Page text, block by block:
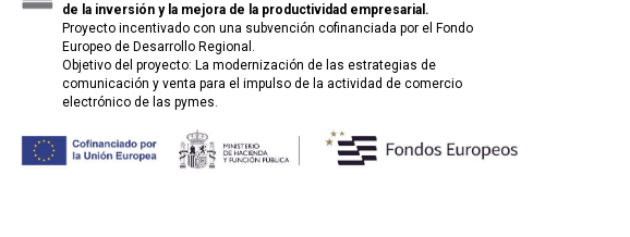
de la inversión y la mejora de la productividad empresarial.
Proyecto incentivado con una subvención cofinanciada por el Fondo
Europeo de Desarrollo Regional.
Objetivo del proyecto: La modernización de las estrategias de
comunicación y venta para el impulso de la actividad de comercio
electrónico de las pymes.